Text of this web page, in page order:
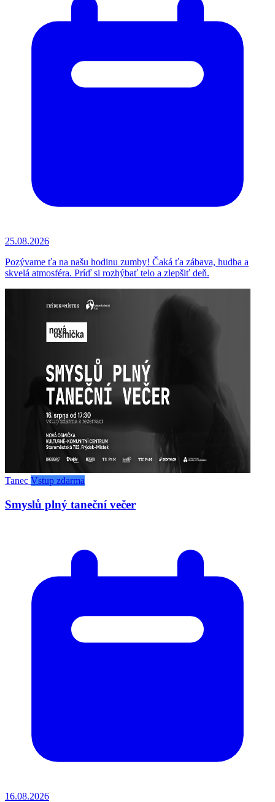
25.08.2026
Pozývame ťa na našu hodinu zumby! Čaká ťa zábava, hudba a
skvelá atmosféra. Príď si rozhýbať telo a zlepšiť deň.
Tanec Vstup zdarma
Smyslů plný taneční večer
16.08.2026